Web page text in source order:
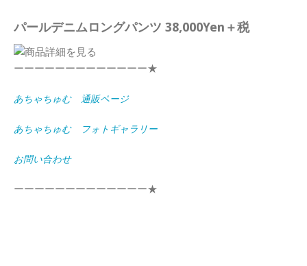
パールデニムロングパンツ 38,000Yen＋税
ーーーーーーーーーーーーー★
あちゃちゅむ 通販ページ
あちゃちゅむ フォトギャラリー
お問い合わせ
ーーーーーーーーーーーーー★